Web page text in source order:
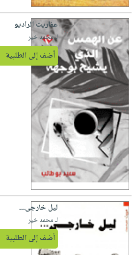
عفاريت الراديو
لـ محمد خير
أضف إلى الطلبية
ليل خارجى...
لـ محمد خير
أضف إلى الطلبية